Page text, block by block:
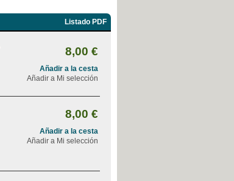
Listado PDF
8,00 €
Añadir a la cesta
Añadir a Mi selección
8,00 €
Añadir a la cesta
Añadir a Mi selección